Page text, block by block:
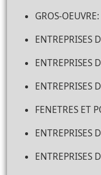
GROS-OEUVRE:
ENTREPRISES
ENTREPRISES
ENTREPRISES
FENETRES ET
ENTREPRISES
ENTREPRISES